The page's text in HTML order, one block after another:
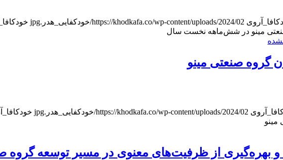
https://khodkafa.co/wp-content/uploads/2024/02/خودکفایی_هدر.jpg
مینو در شش‌ماهه نخست سال
گروه صنعتی مینو
https://khodkafa.co/wp-content/uploads/2024/02/خودکفایی_هدر.jpg
بهره‌گیری از ظرفیت‌های معنوی در مسیر توسعه گروه